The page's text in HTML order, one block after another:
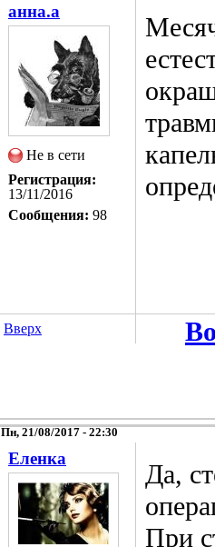
анна.a
Не в сети
Регистрация:
13/11/2016
Сообщения: 98
Вверх
Пн, 21/08/2017 - 22:30
Еленка
Да,
При